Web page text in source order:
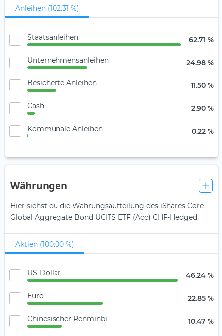
Anleihen (102.31 %)
Staatsanleihen 62.71 %
Unternehmensanleihen 24.98 %
Besicherte Anleihen 11.50 %
Cash 2.90 %
Kommunale Anleihen 0.22 %
Währungen
Hier siehst du die Währungsaufteilung des iShares Core
Global Aggregate Bond UCITS ETF (Acc) CHF-Hedged.
Aktien (100.00 %)
US-Dollar 46.24 %
Euro 22.85 %
Chinesischer Renminbi 10.47 %